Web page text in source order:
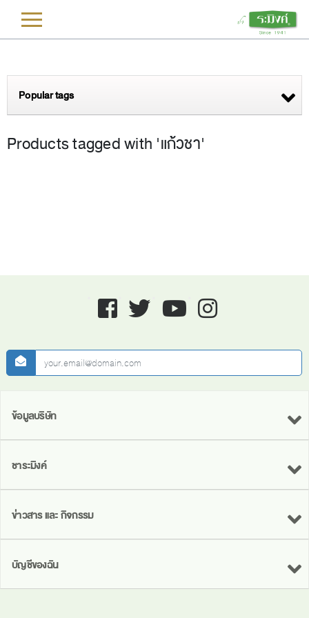
Popular tags
Products tagged with 'แก้วชา'
Facebook twitter youtube instagram
newsletter
ข้อมูลบริษัท
ชาระมิงค์
ข่าวสาร และ กิจกรรม
บัญชีของฉัน